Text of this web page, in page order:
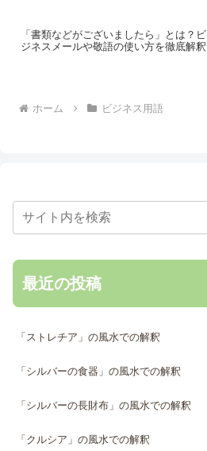
「書類などがございましたら」とは？ビ
ジネスメールや敬語の使い方を徹底解釈
ホーム ビジネス用語
最近の投稿
「ストレチア」の風水での解釈
「シルバーの食器」の風水での解釈
「シルバーの長財布」の風水での解釈
「クルシア」の風水での解釈